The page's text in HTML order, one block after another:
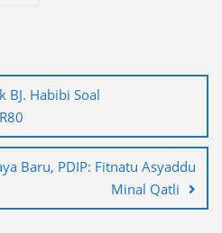
BJ. Habibi Soal
Baru, PDIP: Fitnatu Asyaddu
Minal Qatli